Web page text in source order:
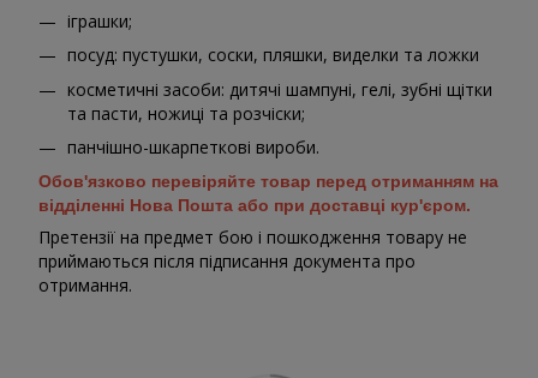
іграшки;
посуд: пустушки, соски, пляшки, виделки та ложки
косметичні засоби: дитячі шампуні, гелі, зубні щітки
та пасти, ножиці та розчіски;
панчішно-шкарпеткові вироби.
Обов'язково перевіряйте товар перед отриманням на
відділенні Нова Пошта або при доставці кур'єром.
Претензії на предмет бою і пошкодження товару не
приймаються після підписання документа про
отримання.